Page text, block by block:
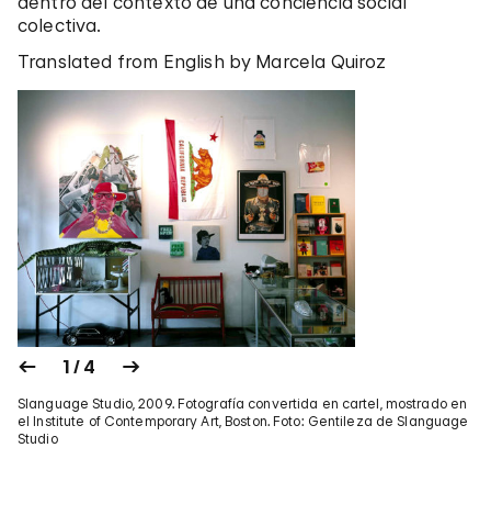
colectiva.
Translated from English by Marcela Quiroz
1 / 4
Slanguage Studio, 2009. Fotografía convertida en cartel, mostrado en
el Institute of Contemporary Art, Boston. Foto: Gentileza de Slanguage
Studio